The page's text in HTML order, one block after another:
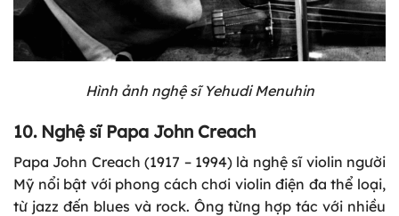
Hình ảnh nghệ sĩ Yehudi Menuhin
10. Nghệ sĩ Papa John Creach
Papa John Creach (1917 – 1994) là nghệ sĩ violin người
Mỹ nổi bật với phong cách chơi violin điện đa thể loại,
từ jazz đến blues và rock. Ông từng hợp tác với nhiều